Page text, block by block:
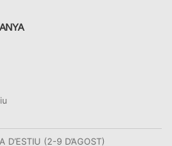
D’ESTIU (2-9 D’AGOST)